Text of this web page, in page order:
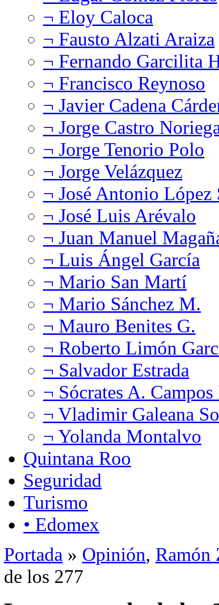
¬ Eloy Caloca
¬ Fausto Alzati Araiza
¬ Fernando Garcilita
¬ Francisco Reynoso
¬ Javier Cadena
¬ Jorge Castro
¬ Jorge Tenorio Polo
¬ Jorge Velázquez
¬ José Antonio López
¬ José Luis Arévalo
¬ Juan Manuel
¬ Luis Ángel García
¬ Mario San Martí
¬ Mario Sánchez M.
¬ Mauro Benites G.
¬ Roberto Limón
¬ Salvador Estrada
¬ Sócrates A.
¬ Vladimir Galeana
¬ Yolanda Montalvo
Quintana Roo
Seguridad
Turismo
• Edomex
Portada » Opinión, Ramón
de los 277